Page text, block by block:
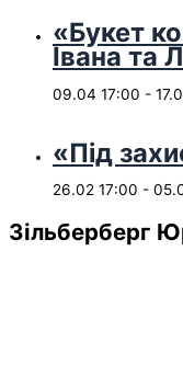
«Букет
Івана та
09.04 17:00 -
«Під
26.02 17:00 -
Зільберберг